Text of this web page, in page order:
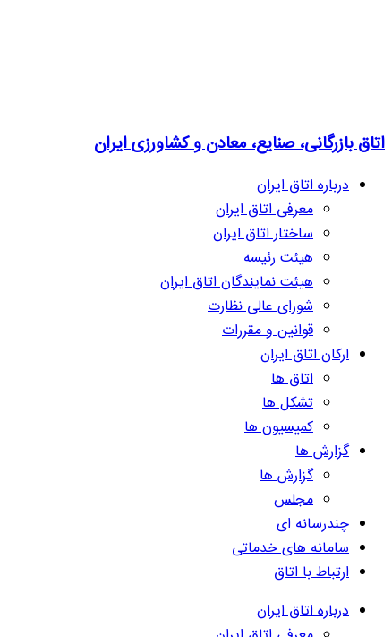
اتاق بازرگانی، صنایع، معادن و کشاورزی ایران
درباره اتاق ایران
معرفی اتاق ایران
ساختار اتاق ایران
هیئت رئیسه
هیئت نمایندگان اتاق ایران
شورای عالی نظارت
قوانین و مقررات
ارکان اتاق ایران
اتاق ها
تشکل ها
کمیسیون ها
گزارش ها
گزارش ها
مجلس
چندرسانه ای
سامانه های خدماتی
ارتباط با اتاق
درباره اتاق ایران